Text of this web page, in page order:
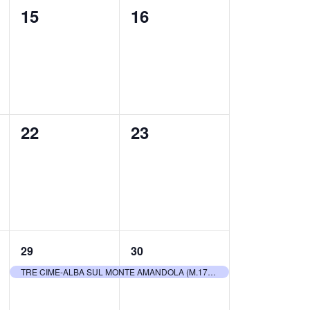
0
15
0
16
0
22
0
23
1
evento,
29
TRE CIME-ALBA SUL MONTE AMANDOLA (M.1706)
1
evento,
30